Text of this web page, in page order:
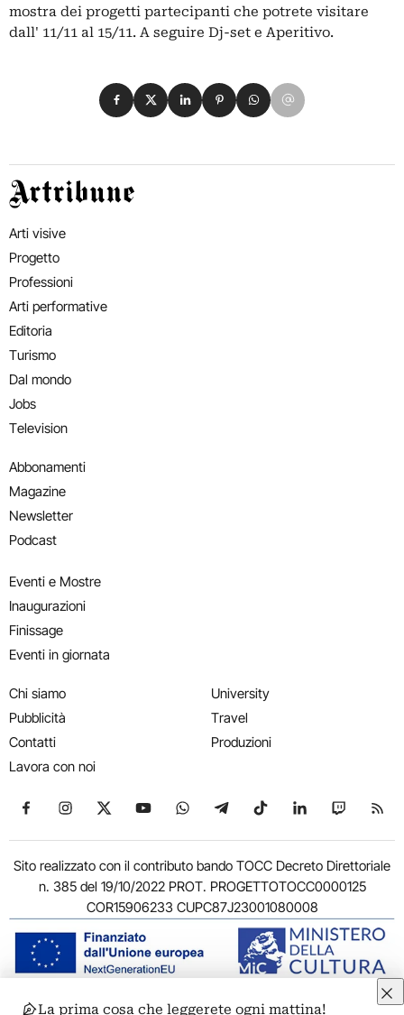
mostra dei progetti partecipanti che potrete visitare
dall' 11/11 al 15/11. A seguire Dj-set e Aperitivo.
Condividi su Facebook
Condividi su X
Condividi su LinkedIn
Condividi su Pinterest
Condividi su WhatsApp
Condividi su Email
Artribune
Arti visive
Progetto
Professioni
Arti performative
Editoria
Turismo
Dal mondo
Jobs
Television
Abbonamenti
Magazine
Newsletter
Podcast
Eventi e Mostre
Inaugurazioni
Finissage
Eventi in giornata
Chi siamo
Pubblicità
Contatti
Lavora con noi
University
Travel
Produzioni
Seguici su Facebook
Seguici su Instagram
Seguici su X
Seguici su YouTube
Seguici su WhatsApp
Seguici su Telegram
Seguici su TikTok
Seguici su
Seguici
Sito realizzato con il contributo bando TOCC Decreto Direttoriale
n. 385 del 19/10/2022 PROT. PROGETTOTOCC0000125
COR15906233 CUPC87J23001080008
La prima cosa che leggerete ogni mattina!